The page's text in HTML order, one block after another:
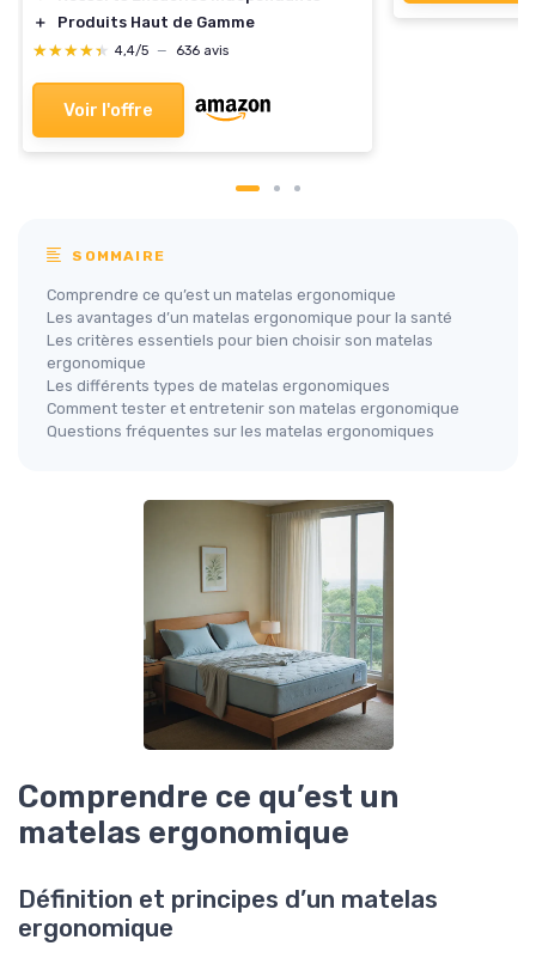
＋
Produits Haut de Gamme
★★★★★
★★★★★ 4,4/5 — 636 avis
Voir l'offre
SOMMAIRE
Comprendre ce qu’est un matelas ergonomique
Les avantages d’un matelas ergonomique pour la santé
Les critères essentiels pour bien choisir son matelas
ergonomique
Les différents types de matelas ergonomiques
Comment tester et entretenir son matelas ergonomique
Questions fréquentes sur les matelas ergonomiques
Comprendre ce qu’est un
matelas ergonomique
Définition et principes d’un matelas
ergonomique